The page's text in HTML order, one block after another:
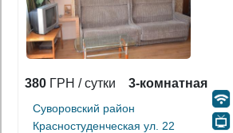
380 ГРН / сутки 3-комнатная
Суворовский район
Красностуденческая ул. 22